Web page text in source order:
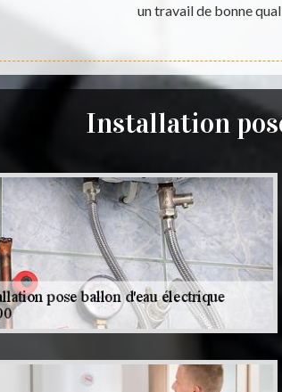
un travail de bonne
Installation